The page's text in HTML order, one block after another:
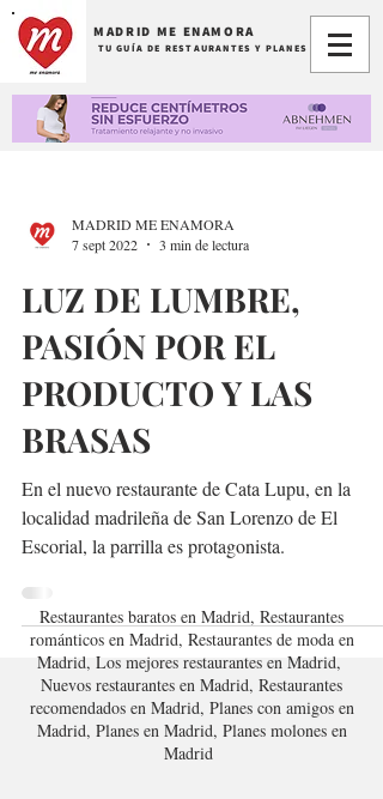
MADRID ME ENAMORA
TU GUÍA DE RESTAURANTES Y PLANES
MADRID ME ENAMORA
7 sept 2022
3 min de lectura
LUZ DE LUMBRE,
PASIÓN POR EL
PRODUCTO Y LAS
BRASAS
En el nuevo restaurante de Cata Lupu, en la
localidad madrileña de San Lorenzo de El
Escorial, la parrilla es protagonista.
Restaurantes baratos en Madrid, Restaurantes
románticos en Madrid, Restaurantes de moda en
Madrid, Los mejores restaurantes en Madrid,
Nuevos restaurantes en Madrid, Restaurantes
recomendados en Madrid, Planes con amigos en
Madrid, Planes en Madrid, Planes molones en
Madrid